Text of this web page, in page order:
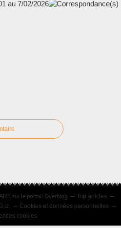
sur le portail Overblog
Top articles
Cookies et données personnelles
cookies